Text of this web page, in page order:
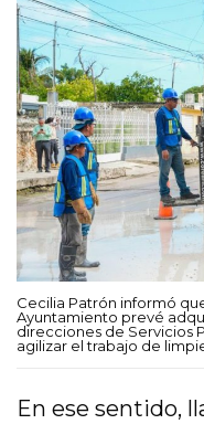
Cecilia Patrón informó
Ayuntamiento prevé
direcciones de Servicios
agilizar el trabajo de
En ese sentido,